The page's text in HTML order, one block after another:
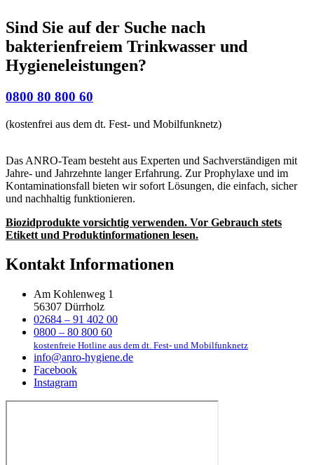
Sind Sie auf der Suche nach
bakterienfreiem Trinkwasser und
Hygieneleistungen?
0800 80 800 60
(kostenfrei aus dem dt. Fest- und Mobilfunknetz)
Das ANRO-Team besteht aus Experten und Sachverständigen mit
Jahre- und Jahrzehnte langer Erfahrung. Zur Prophylaxe und im
Kontaminationsfall bieten wir sofort Lösungen, die einfach, sicher
und nachhaltig funktionieren.
Biozidprodukte vorsichtig verwenden. Vor Gebrauch stets
Etikett und Produktinformationen lesen.
Kontakt Informationen
Am Kohlenweg 1
56307 Dürrholz
02684 – 91 402 00
0800 – 80 800 60
kostenfreie Hotline aus dem dt. Fest- und Mobilfunknetz
info@anro-hygiene.de
Facebook
Instagram